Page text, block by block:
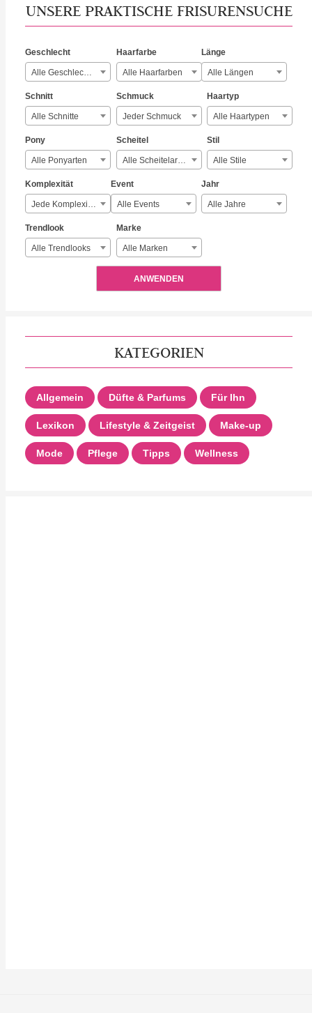
UNSERE PRAKTISCHE FRISURENSUCHE
Geschlecht
Alle Geschlechter
Haarfarbe
Alle Haarfarben
Länge
Alle Längen
Schnitt
Alle Schnitte
Schmuck
Jeder Schmuck
Haartyp
Alle Haartypen
Pony
Alle Ponyarten
Scheitel
Alle Scheitelarten
Stil
Alle Stile
Komplexität
Jede Komplexität
Event
Alle Events
Jahr
Alle Jahre
Trendlook
Alle Trendlooks
Marke
Alle Marken
ANWENDEN
KATEGORIEN
Allgemein Düfte & Parfums Für Ihn
Lexikon Lifestyle & Zeitgeist Make-up
Mode Pflege Tipps Wellness